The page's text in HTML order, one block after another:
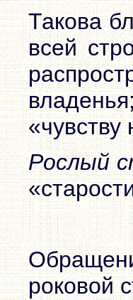
Такова
всей
«чувству
Рослый
роковой